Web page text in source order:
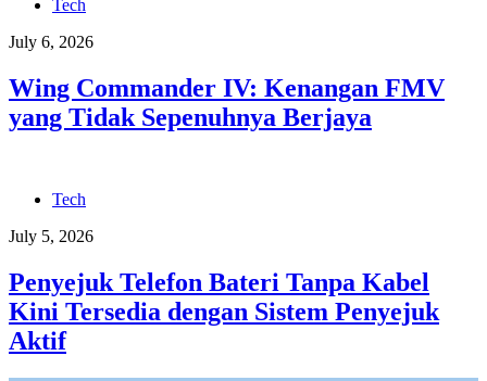
Tech
July 6, 2026
Wing Commander IV: Kenangan FMV
yang Tidak Sepenuhnya Berjaya
Tech
July 5, 2026
Penyejuk Telefon Bateri Tanpa Kabel
Kini Tersedia dengan Sistem Penyejuk
Aktif